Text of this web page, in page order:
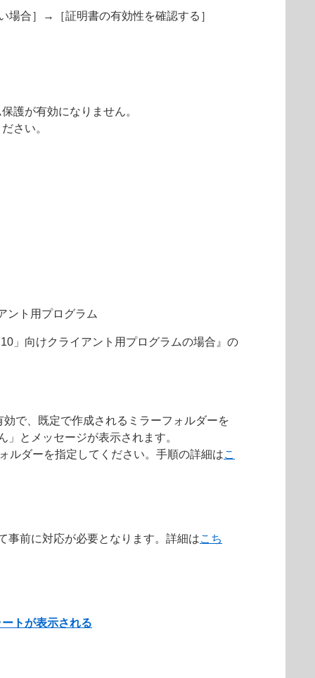
合］→［証明書の有効性を確認する］
護が有効になりません。
さい。
ント用プログラム
」向けクライアント用プログラムの場合』の
で、既定で作成されるミラーフォルダーを
とメッセージが表示されます。
ルダーを指定してください。手順の詳細はこ
事前に対応が必要となります。詳細はこち
トが表示される